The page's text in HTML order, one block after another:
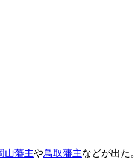
山藩主や鳥取藩主などが出た